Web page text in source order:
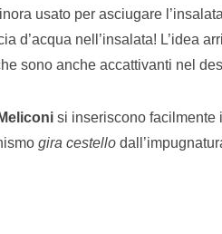
usato per asciugare
d’acqua nell’insalata! L’idea
sono anche accattivanti nel
si inseriscono
gira cestello